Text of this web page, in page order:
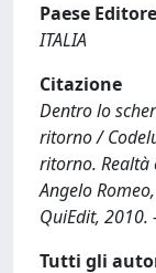
Paese Editore
ITALIA
Citazione
Dentro lo
ritorno /
ritorno. Realtà
Angelo
QuiEdit, 2010.
Tutti gli